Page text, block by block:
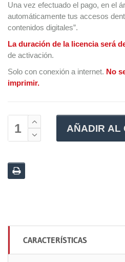
Una vez efectuado el pago, en el
automáticamente tus accesos
contenidos digitales”.
La duración de la licencia será
de activación.
Solo con conexión a internet. No
imprimir.
AÑADIR AL
CARACTERÍSTICAS